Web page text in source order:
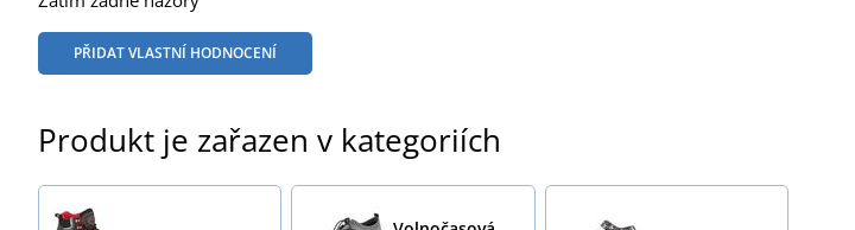
PŘIDAT VLASTNÍ HODNOCENÍ
Produkt je zařazen v kategoriích